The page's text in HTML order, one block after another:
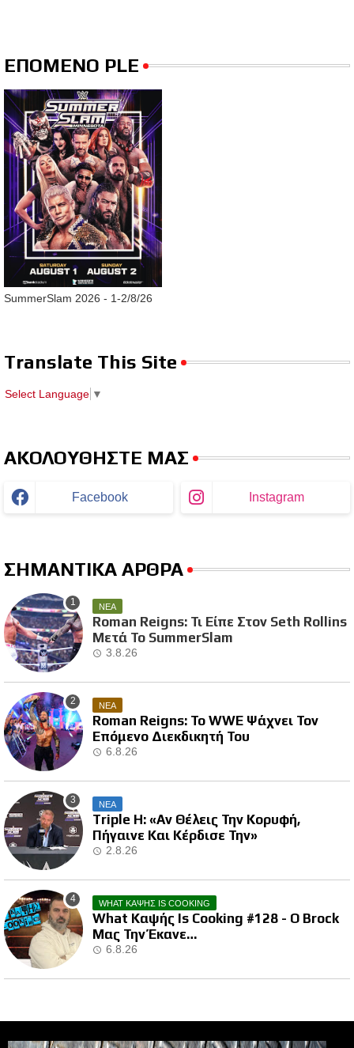
ΕΠΟΜΕΝΟ PLE
SummerSlam 2026 - 1-2/8/26
Translate This Site
Select Language ▼
ΑΚΟΛΟΥΘΗΣΤΕ ΜΑΣ
Facebook Instagram
ΣΗΜΑΝΤΙΚΑ ΑΡΘΡΑ
ΝΕΑ
Roman Reigns: Τι Είπε Στον Seth Rollins
Μετά Το SummerSlam
3.8.26
ΝΕΑ
Roman Reigns: Το WWE Ψάχνει Τον
Επόμενο Διεκδικητή Του
6.8.26
ΝΕΑ
Triple H: «Αν Θέλεις Την Κορυφή,
Πήγαινε Και Κέρδισε Την»
2.8.26
WHAT ΚΑΨΗΣ IS COOKING
What Καψής Is Cooking #128 - Ο Brock
Μας Την Έκανε…
6.8.26